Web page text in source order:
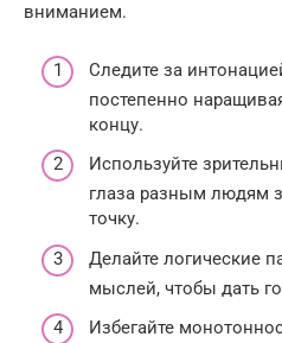
вниманием.
Следите за
постепенно
концу.
Используйте
глаза разным людям
точку.
Делайте логические
мыслей, чтобы дать
Избегайте